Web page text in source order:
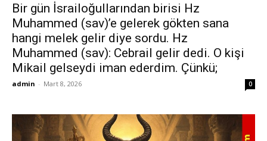
Bir gün İsrailoğullarından birisi Hz
Muhammed (sav)’e gelerek gökten sana
hangi melek gelir diye sordu. Hz
Muhammed (sav): Cebrail gelir dedi. O kişi
Mikail gelseydi iman ederdim. Çünkü;
admin - Mart 8, 2026 0